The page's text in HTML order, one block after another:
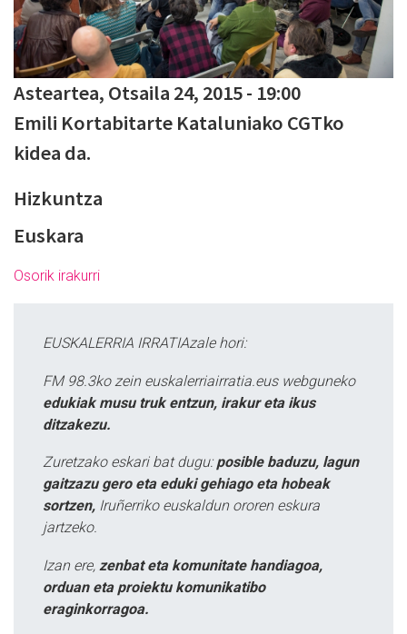
Asteartea, Otsaila 24, 2015 - 19:00
Emili Kortabitarte Kataluniako CGTko
kidea da.
Hizkuntza
Euskara
Osorik irakurri
EUSKALERRIA IRRATIAzale hori:
FM 98.3ko zein euskalerriairratia.eus webguneko
edukiak musu truk entzun, irakur eta ikus
ditzakezu.
Zuretzako eskari bat dugu: posible baduzu, lagun
gaitzazu gero eta eduki gehiago eta hobeak
sortzen, Iruñerriko euskaldun ororen eskura
jartzeko.
Izan ere, zenbat eta komunitate handiagoa,
orduan eta proiektu komunikatibo
eraginkorragoa.